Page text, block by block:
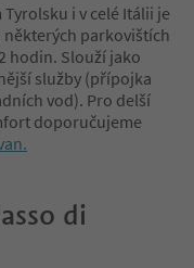
i v celé Itálii je
parkovištích
hodin. Slouží jako
služby (přípojka
vod). Pro delší
doporučujeme
di